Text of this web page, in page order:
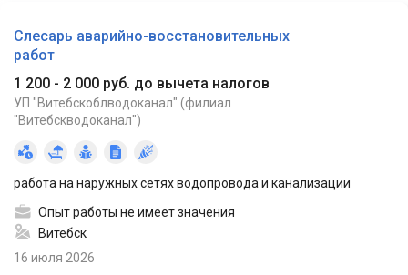
Слесарь аварийно-восстановительных
работ
1 200 - 2 000 руб. до вычета налогов
УП "Витебскоблводоканал" (филиал
"Витебскводоканал")
работа на наружных сетях водопровода и канализации
Опыт работы не имеет значения
Витебск
16 июля 2026